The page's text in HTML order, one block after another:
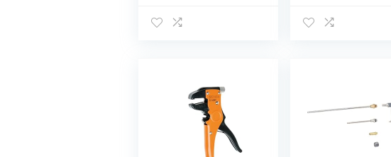
Serraggio, 45
LED, Migliore
Regalo di DIY -